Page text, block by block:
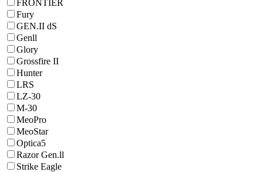
FRONTIER
Fury
GEN.II dS
Genll
Glory
Grossfire II
Hunter
LRS
LZ-30
M-30
MeoPro
MeoStar
Optica5
Razor Gen.ll
Strike Eagle